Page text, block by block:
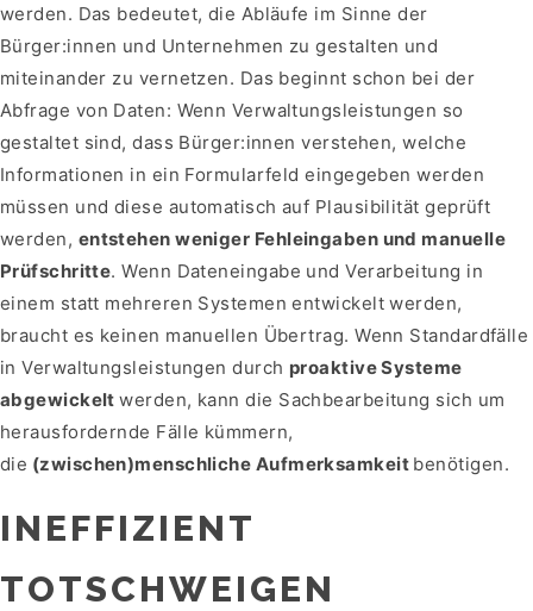
werden. Das bedeutet, die Abläufe im Sinne der
Bürger:innen und Unternehmen zu gestalten und
miteinander zu vernetzen. Das beginnt schon bei der
Abfrage von Daten: Wenn Verwaltungsleistungen so
gestaltet sind, dass Bürger:innen verstehen, welche
Informationen in ein Formularfeld eingegeben werden
müssen und diese automatisch auf Plausibilität geprüft
werden, entstehen weniger Fehleingaben und manuelle
Prüfschritte. Wenn Dateneingabe und Verarbeitung in
einem statt mehreren Systemen entwickelt werden,
braucht es keinen manuellen Übertrag. Wenn Standardfälle
in Verwaltungsleistungen durch proaktive Systeme
abgewickeltwerden, kann die Sachbearbeitung sich um
herausfordernde Fälle kümmern,
die (zwischen)menschliche Aufmerksamkeit benötigen.
INEFFIZIENT
TOTSCHWEIGEN